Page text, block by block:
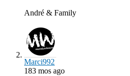
André & Family
Marci992
183 mos ago